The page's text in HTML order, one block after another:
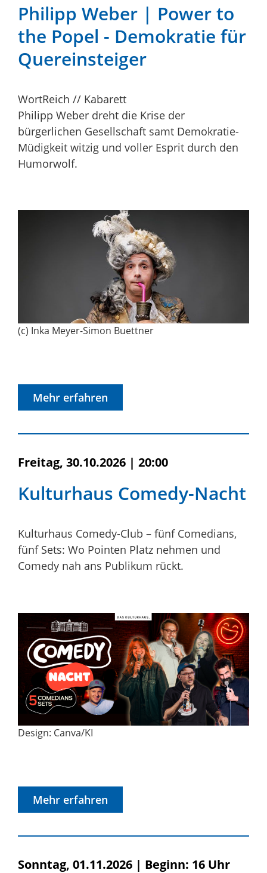
Philipp Weber | Power to
the Popel - Demokratie für
Quereinsteiger
WortReich // Kabarett
Philipp Weber dreht die Krise der
bürgerlichen Gesellschaft samt Demokratie-
Müdigkeit witzig und voller Esprit durch den
Humorwolf.
(c) Inka Meyer-Simon Buettner
Mehr erfahren
Freitag, 30.10.2026 | 20:00
Kulturhaus Comedy-Nacht
Kulturhaus Comedy-Club – fünf Comedians,
fünf Sets: Wo Pointen Platz nehmen und
Comedy nah ans Publikum rückt.
Design: Canva/KI
Mehr erfahren
Sonntag, 01.11.2026 | Beginn: 16 Uhr